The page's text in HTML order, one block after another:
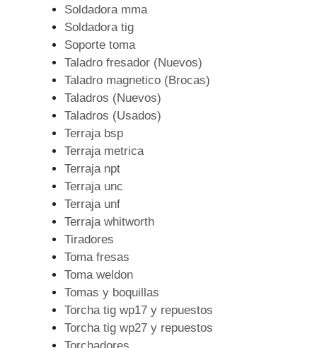
Soldadora mma
Soldadora tig
Soporte toma
Taladro fresador (Nuevos)
Taladro magnetico (Brocas)
Taladros (Nuevos)
Taladros (Usados)
Terraja bsp
Terraja metrica
Terraja npt
Terraja unc
Terraja unf
Terraja whitworth
Tiradores
Toma fresas
Toma weldon
Tomas y boquillas
Torcha tig wp17 y repuestos
Torcha tig wp27 y repuestos